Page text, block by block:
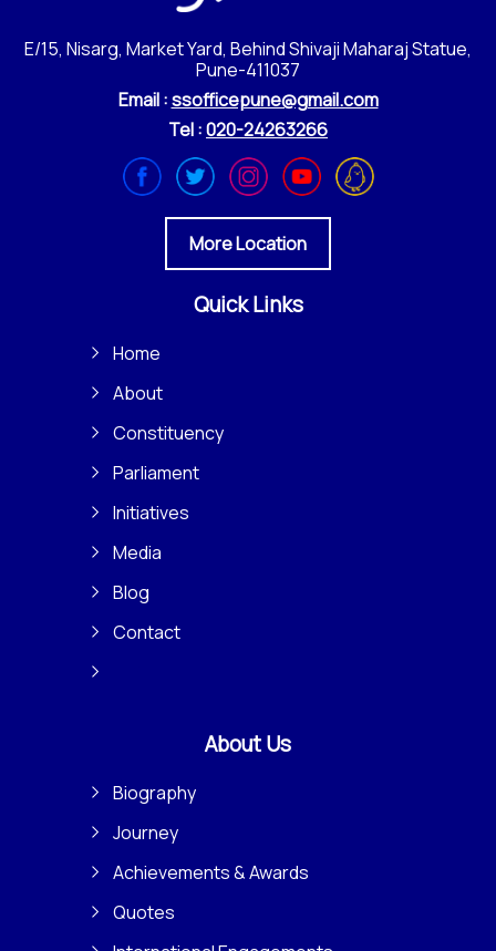
E/15, Nisarg, Market Yard, Behind Shivaji Maharaj Statue,
Pune-411037
Email :ssofficepune@gmail.com
Tel :020-24263266
More Location
Quick Links
Home
About
Constituency
Parliament
Initiatives
Media
Blog
Contact
About Us
Biography
Journey
Achievements & Awards
Quotes